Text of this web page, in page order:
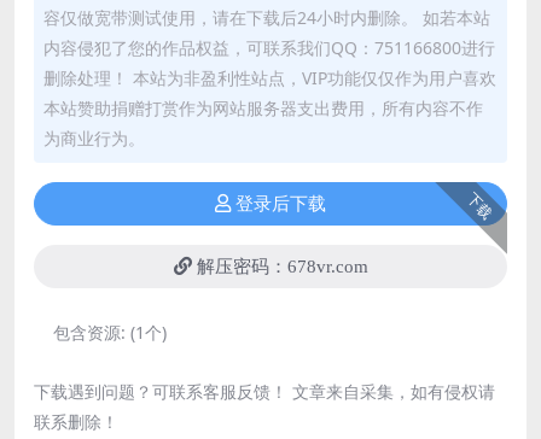
容仅做宽带测试使用，请在下载后24小时内删除。 如若本站
内容侵犯了您的作品权益，可联系我们QQ：751166800进行
删除处理！ 本站为非盈利性站点，VIP功能仅仅作为用户喜欢
本站赞助捐赠打赏作为网站服务器支出费用，所有内容不作
为商业行为。
下载
登录后下载
解压密码：678vr.com
包含资源: (1个)
下载遇到问题？可联系客服反馈！ 文章来自采集，如有侵权请
联系删除！